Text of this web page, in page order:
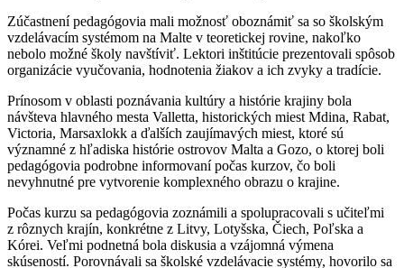
Zúčastnení pedagógovia mali možnosť oboznámiť sa so školským
vzdelávacím systémom na Malte v teoretickej rovine, nakoľko
nebolo možné školy navštíviť. Lektori inštitúcie prezentovali spôsob
organizácie vyučovania, hodnotenia žiakov a ich zvyky a tradície.
Prínosom v oblasti poznávania kultúry a histórie krajiny bola
návšteva hlavného mesta Valletta, historických miest Mdina, Rabat,
Victoria, Marsaxlokk a ďalších zaujímavých miest, ktoré sú
významné z hľadiska histórie ostrovov Malta a Gozo, o ktorej boli
pedagógovia podrobne informovaní počas kurzov, čo boli
nevyhnutné pre vytvorenie komplexného obrazu o krajine.
Počas kurzu sa pedagógovia zoznámili a spolupracovali s učiteľmi
z rôznych krajín, konkrétne z Litvy, Lotyšska, Čiech, Poľska a
Kórei. Veľmi podnetná bola diskusia a vzájomná výmena
skúseností. Porovnávali sa školské vzdelávacie systémy, hovorilo sa